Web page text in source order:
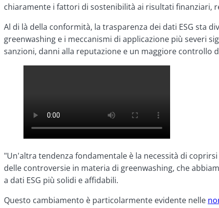
chiaramente i fattori di sostenibilità ai risultati finanziari,
Al di là della conformità, la trasparenza dei dati ESG sta
greenwashing e i meccanismi di applicazione più severi
sanzioni, danni alla reputazione e un maggiore
"Un'altra tendenza fondamentale è la necessità di
delle controversie in materia di greenwashing, che
a dati ESG più solidi e affidabili.
Questo cambiamento è particolarmente evidente nelle